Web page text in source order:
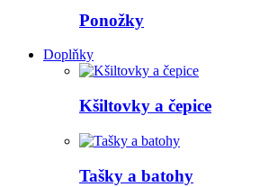
Ponožky
Doplňky
Kšiltovky a čepice
Tašky a batohy